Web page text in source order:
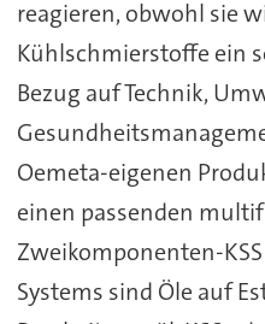
reagieren, obwohl sie
Kühlschmierstoffe ein
Bezug auf Technik,
Oemeta-eigenen
einen passenden
Zweikomponenten-
Systems sind Öle auf